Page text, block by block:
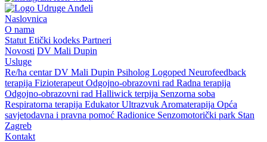
Naslovnica
O nama
Statut Etički kodeks Partneri
Novosti DV Mali Dupin
Usluge
Re/ha centarDV Mali Dupin Psiholog Logoped Neurofeedback
terapija Fizioterapeut Odgojno-obrazovni rad Radna terapija
Odgojno-obrazovni rad Halliwick terpija Senzorna soba
Respiratorna terapija EdukatorUltrazvuk Aromaterapija Opća
savjetodavna i pravna pomoć Radionice Senzomotorički park Stan
Zagreb
Kontakt